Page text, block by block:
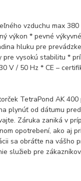
vzduchu max
výkon * pevné
hluku pre
pre vysokú stabilitu *
V / 50 Hz * CE –
TetraPond AK
plynúť od dátumu
Záruka zaniká v
opotrebení, ako aj
sa obráťte na vášho
služieb pre zákazníkov.